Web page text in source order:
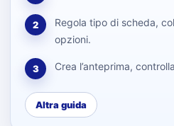
2
Regola tipo di scheda,
opzioni.
3 Crea l’anteprima,
Altra guida